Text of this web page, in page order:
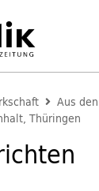
Aus
Thüringen